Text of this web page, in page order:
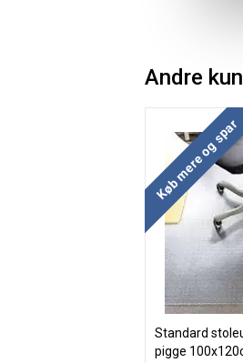
Andre
Køb mere og spar
Standard
pigge